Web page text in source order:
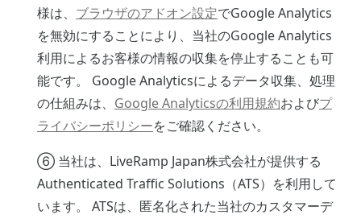
様は、 ブラウザのアドオン設定でGoogle Analytics
を無効にすることにより、当社のGoogle Analytics
利用によるお客様の情報の収集を停止することも可
能です。 Google Analyticsによるデータ収集、処理
の仕組みは、 Google Analyticsの利用規約およびプ
ライバシーポリシーをご確認ください。
⑥ 当社は、LiveRamp Japan株式会社が提供する
Authenticated Traffic Solutions（ATS）を利用して
います。 ATSは、匿名化された当社のカスタマーデ